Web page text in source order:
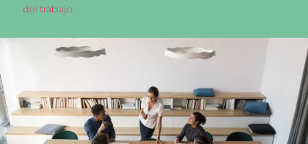
del trabajo